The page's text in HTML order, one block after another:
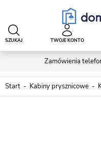
Zamówienia
SZUKAJ TWOJE KONTO
Start Kabiny prysznicowe